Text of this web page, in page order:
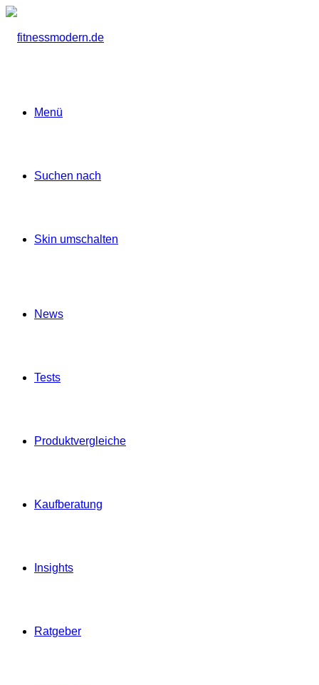
Menü
Suchen nach
Skin umschalten
News
Tests
Produktvergleiche
Kaufberatung
Insights
Ratgeber